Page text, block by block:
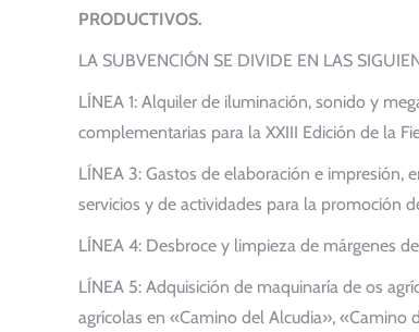
PRODUCTIVOS.
LA SUBVENCIÓN SE DIVIDE EN LAS
LÍNEA 1: Alquiler de iluminación, sonido y
complementarias para la XXIII Edición de la
LÍNEA 3: Gastos de elaboración e impresión,
servicios y de actividades para la promoción
LÍNEA 4: Desbroce y limpieza de márgenes
LÍNEA 5: Adquisición de maquinaría de os
agrícolas en «Camino del Alcudia»,